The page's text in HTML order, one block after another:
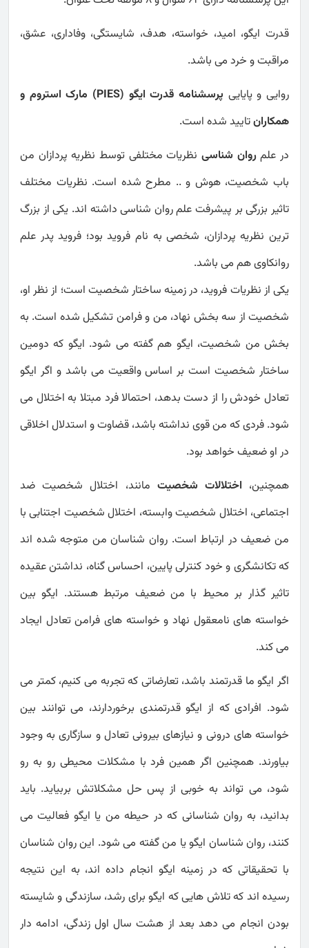
قدرت ایگو، امید، خواسته، هدف، شایستگی، وفاداری، عشق،
مراقبت و خرد می باشد.
روایی و پایایی
پرسشنامه قدرت ایگو (PIES) مارک استروم و
همکارانتایید شده است.
در علمروان شناسی نظریات مختلفی توسط نظریه پردازان من
باب شخصیت، هوش و .. مطرح شده است. نظریات مختلف
تاثیر بزرگی بر پیشرفت علم روان شناسی داشته اند. یکی از بزرگ
ترین نظریه پردازان، شخصی به نام فروید بود؛ فروید پدر علم
روانکاوی هم می باشد.
یکی از نظریات فروید، در زمینه ساختار شخصیت است؛ از نظر او،
شخصیت از سه بخش نهاد، من و فرامن تشکیل شده است. به
بخش من شخصیت، ایگو هم گفته می شود. ایگو که دومین
ساختار شخصیت است بر اساس واقعیت می باشد و اگر ایگو
تعادل خودش را از دست بدهد، احتمالا فرد مبتلا به اختلال می
شود. فردی که من قوی نداشته باشد، قضاوت و استدلال اخلاقی
در او ضعیف خواهد بود.
همچنین، اختلالات شخصیت مانند، اختلال شخصیت ضد
اجتماعی، اختلال شخصیت وابسته، اختلال شخصیت اجتنابی با
من ضعیف در ارتباط است. روان شناسان من متوجه شده اند
که تکانشگری و خود کنترلی پایین، احساس گناه، نداشتن عقیده
تاثیر گذار بر محیط با من ضعیف مرتبط هستند. ایگو بین
خواسته های نامعقول نهاد و خواسته های فرامن تعادل ایجاد
می کند.
اگر ایگو ما قدرتمند باشد، تعارضاتی که تجربه می کنیم، کمتر می
شود. افرادی که از ایگو قدرتمندی برخوردارند، می توانند بین
خواسته های درونی و نیازهای بیرونی تعادل و سازگاری به وجود
بیاورند. همچنین اگر همین فرد با مشکلات محیطی رو به رو
شود، می تواند به خوبی از پس حل مشکلاتش بربیاید. باید
بدانید، به روان شناسانی که در حیطه من یا ایگو فعالیت می
کنند، روان شناسان ایگو یا من گفته می شود. این روان شناسان
با تحقیقاتی که در زمینه ایگو انجام داده اند، به این نتیجه
رسیده اند که تلاش هایی که ایگو برای رشد، سازندگی و شایسته
بودن انجام می دهد بعد از هشت سال اول زندگی، ادامه دار